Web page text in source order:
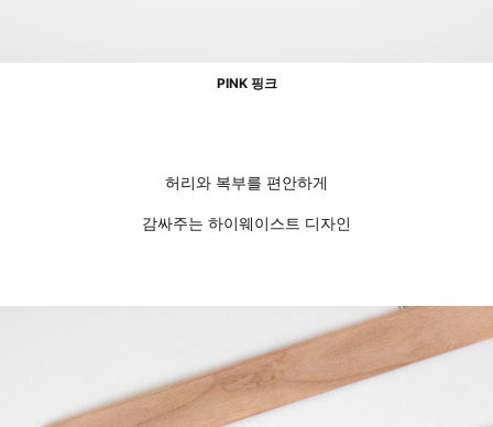
PINK 핑크
허리와 복부를 편안하게
감싸주는 하이웨이스트 디자인